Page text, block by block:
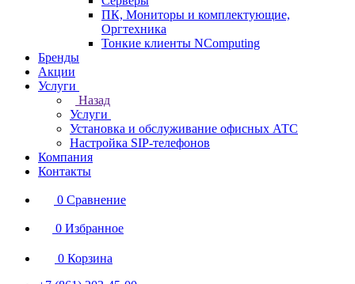
ПК, Мониторы и комплектующие,
Оргтехника
Тонкие клиенты NComputing
Бренды
Акции
Услуги
Назад
Услуги
Установка и обслуживание офисных АТС
Настройка SIP-телефонов
Компания
Контакты
0 Сравнение
0 Избранное
0 Корзина